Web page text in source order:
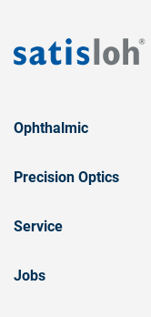
Ophthalmic
Precision Optics
Service
Jobs